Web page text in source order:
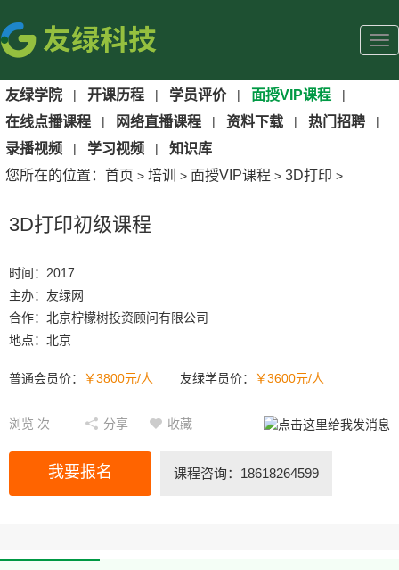
友绿学院 | 开课历程 | 学员评价 | 面授VIP课程 |
在线点播课程 | 网络直播课程 | 资料下载 | 热门招聘 |
录播视频 | 学习视频 |
知识库
您所在的位置： 首页 > 培训 > 面授VIP课程 > 3D打印 >
3D打印初级课程
时间：2017
主办：友绿网
合作：北京柠檬树投资顾问有限公司
地点：北京
普通会员价： ￥3800元/人 友绿学员价： ￥3600元/人
浏览 次 分享 收藏
我要报名 课程咨询：18618264599